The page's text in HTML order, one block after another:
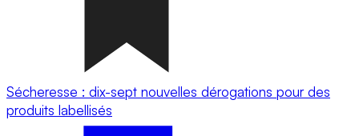
Sécheresse : dix-sept nouvelles dérogations pour des
produits labellisés